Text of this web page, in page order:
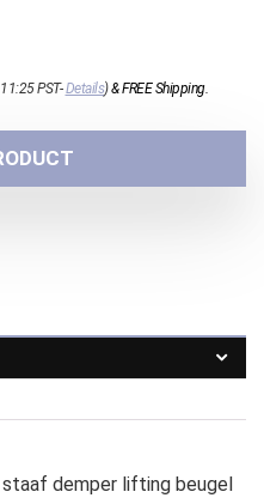
PST-Details)&FREE Shipping.
demper lifting beugel